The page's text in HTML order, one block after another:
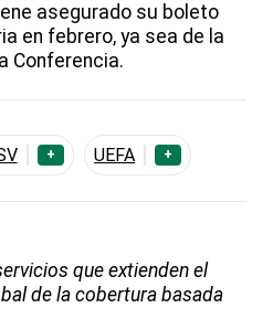
asegurado su boleto
en febrero, ya sea de la
Conferencia.
+ UEFA +
que extienden el
de la cobertura basada